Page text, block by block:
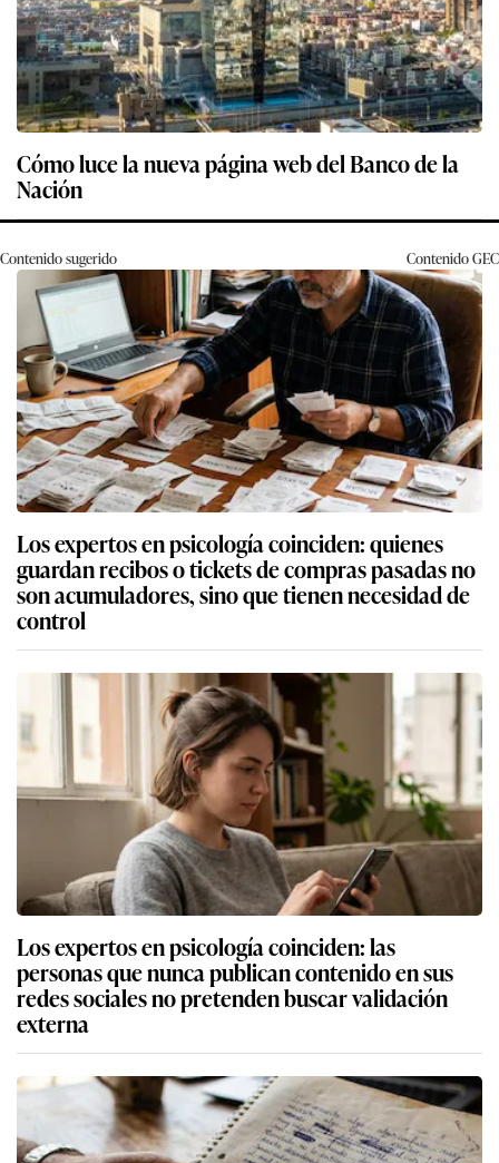
Cómo luce la nueva página web del Banco de la
Nación
Contenido sugerido ContenidoGEC
Los expertos en psicología coinciden: quienes
guardan recibos o tickets de compras pasadas no
son acumuladores, sino que tienen necesidad de
control
Los expertos en psicología coinciden: las
personas que nunca publican contenido en sus
redes sociales no pretenden buscar validación
externa